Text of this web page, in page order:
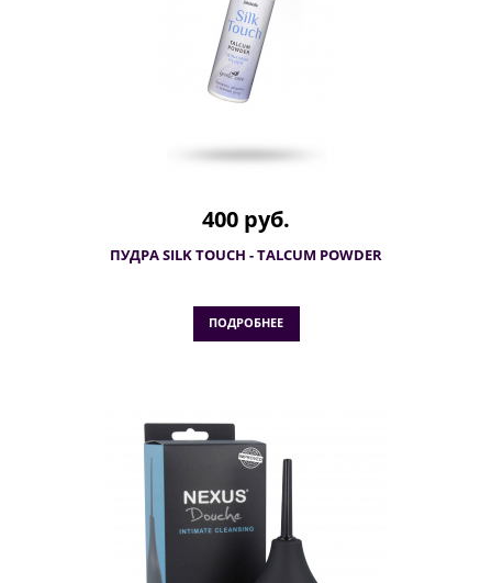
400 руб.
ПУДРА SILK TOUCH - TALCUM POWDER
ПОДРОБНЕЕ